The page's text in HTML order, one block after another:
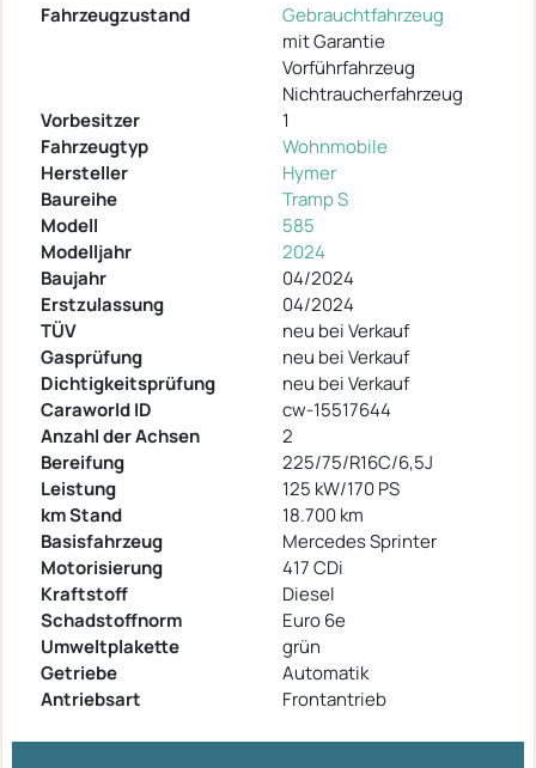
Fahrzeugzustand
Gebrauchtfahrzeug
mit Garantie
Vorführfahrzeug
Nichtraucherfahrzeug
Vorbesitzer
1
Fahrzeugtyp
Wohnmobile
Hersteller
Hymer
Baureihe
Tramp S
Modell
585
Modelljahr
2024
Baujahr
04/2024
Erstzulassung
04/2024
TÜV
neu bei Verkauf
Gasprüfung
neu bei Verkauf
Dichtigkeitsprüfung
neu bei Verkauf
Caraworld ID
cw-15517644
Anzahl der Achsen
2
Bereifung
225/75/R16C/6,5J
Leistung
125 kW/170 PS
km Stand
18.700 km
Basisfahrzeug
Mercedes Sprinter
Motorisierung
417 CDi
Kraftstoff
Diesel
Schadstoffnorm
Euro 6e
Umweltplakette
grün
Getriebe
Automatik
Antriebsart
Frontantrieb